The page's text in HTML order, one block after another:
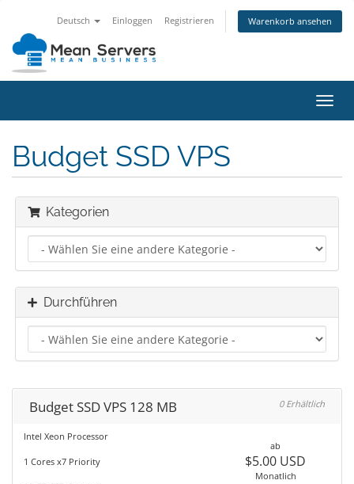
Deutsch Einloggen Registrieren Warenkorb ansehen
ein-/
Budget SSD VPS
Kategorien
Durchführen
Budget SSD VPS 128 MB 0 Erhältlich
Intel Xeon Processor
1 Cores x7 Priority
ab
$5.00 USD
Monatlich